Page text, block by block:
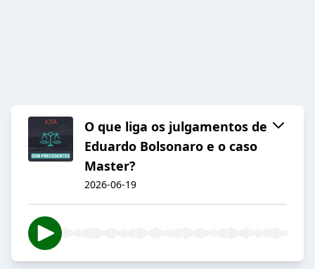
O que liga os julgamentos de
Eduardo Bolsonaro e o caso
Master?
2026-06-19